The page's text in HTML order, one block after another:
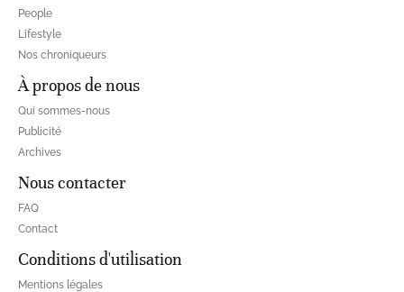
People
Lifestyle
Nos chroniqueurs
À propos de nous
Qui sommes-nous
Publicité
Archives
Nous contacter
FAQ
Contact
Conditions d'utilisation
Mentions légales